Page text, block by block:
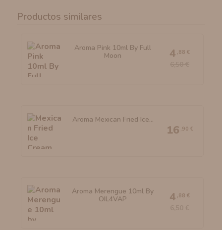
Productos similares
Aroma Pink 10ml By Full
Moon
4 ,88 €
Aroma Mexican Fried Ice...
16 ,90 €
Aroma Merengue 10ml By
OIL4VAP
4 ,88 €